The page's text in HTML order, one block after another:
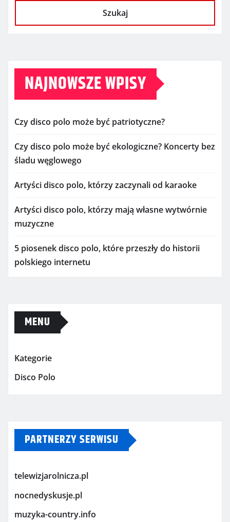
Szukaj
NAJNOWSZE WPISY
Czy disco polo może być patriotyczne?
Czy disco polo może być ekologiczne? Koncerty bez
śladu węglowego
Artyści disco polo, którzy zaczynali od karaoke
Artyści disco polo, którzy mają własne wytwórnie
muzyczne
5 piosenek disco polo, które przeszły do historii
polskiego internetu
MENU
Kategorie
Disco Polo
PARTNERZY SERWISU
telewizjarolnicza.pl
nocnedyskusje.pl
muzyka-country.info